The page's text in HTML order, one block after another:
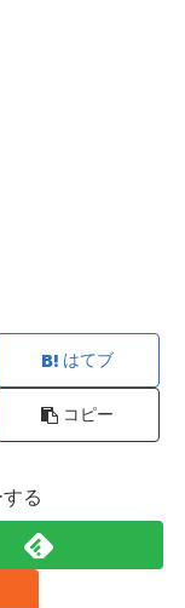
はてブ
コピー
る